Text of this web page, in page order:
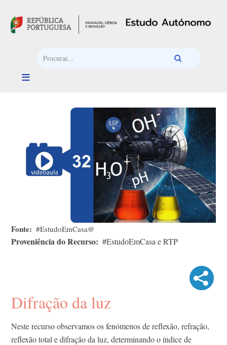
Fonte #EstudoEmCasa@
Proveniência do Recurso #EstudoEmCasa e RTP
Difração da luz
Neste recurso observamos os fenómenos de reflexão, refração,
reflexão total e difração da luz, determinando o índice de